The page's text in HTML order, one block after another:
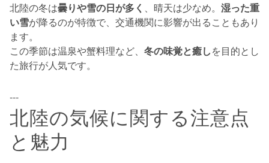
北陸の冬は曇りや雪の日が多く 、晴天は少なめ。 湿った重
い雪が降るのが特徴で、交通機関に影響が出ることもあり
ます。
この季節は温泉や蟹料理など、 冬の味覚と癒しを目的とし
た旅行が人気です。
---
北陸の気候に関する注意点
と魅力